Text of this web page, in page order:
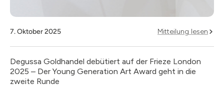
7. Oktober 2025 Mitteilung lesen
Degussa Goldhandel debütiert auf der Frieze London
2025 – Der Young Generation Art Award geht in die
zweite Runde